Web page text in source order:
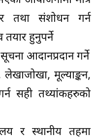
तथा संशोधन गर्न
तयार हुनुपर्ने
आदानप्रदान गर्ने
मूल्याङ्कन,
सही तथ्यांकहरुको
र स्थानीय तहमा